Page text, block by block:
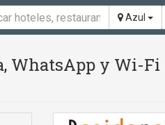
Azul
WhatsApp y Wi-